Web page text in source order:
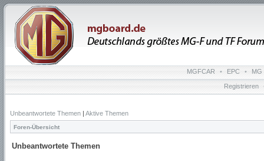
MGFCAR • EPC • MG
Registrieren
Unbeantwortete Themen | Aktive Themen
Foren-Übersicht
Unbeantwortete Themen